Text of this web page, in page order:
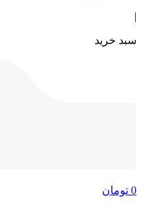
سبد خرید
0 تومان